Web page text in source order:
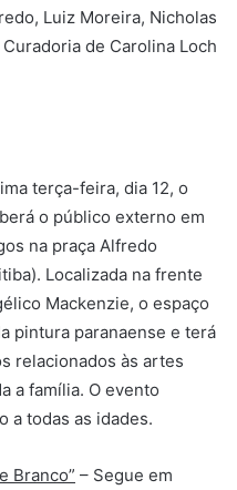
Luiz Moreira, Nicholas
de Carolina Loch
terça-feira, dia 12, o
o público externo em
na praça Alfredo
Localizada na frente
Mackenzie, o espaço
pintura paranaense e terá
relacionados às artes
a família. O evento
a todas as idades.
Branco” – Segue em